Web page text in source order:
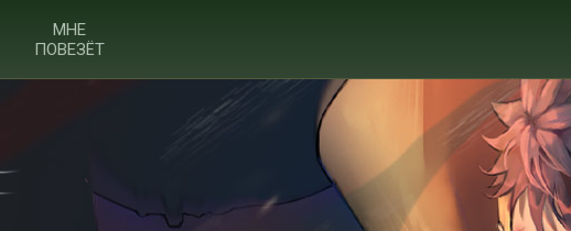
МНЕ
ПОВЕЗЁТ